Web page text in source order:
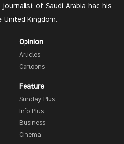
journalist of Saudi Arabia had his
Kingdom.
Opinion
Articles
Cartoons
Feature
Sunday Plus
Info Plus
Business
Cinema